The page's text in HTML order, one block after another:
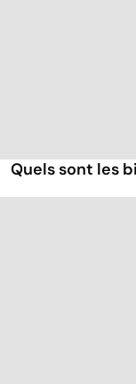
Quels sont les